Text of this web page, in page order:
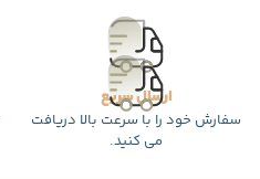
ارسال سریع
سفارش خود را با سرعت بالا دریافت
می کنید.